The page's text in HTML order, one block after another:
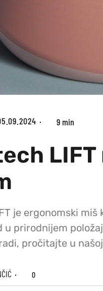
9 min
je ergonomski
u prirodnijem
pročitajte u
0